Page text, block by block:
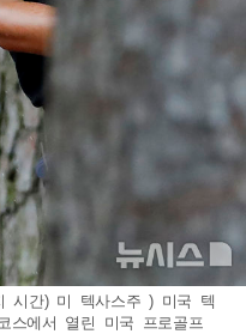
시간) 미 텍사스주 ) 미국 텍
스에서 열린 미국 프로골프